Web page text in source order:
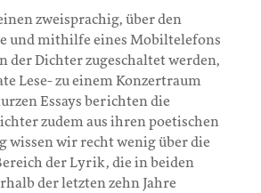
zweisprachig, über den
und mithilfe eines Mobiltelefons
der Dichter zugeschaltet werden,
Lese- zu einem Konzertraum
Essays berichten die
zudem aus ihren poetischen
wissen wir recht wenig über die
der Lyrik, die in beiden
der letzten zehn Jahre